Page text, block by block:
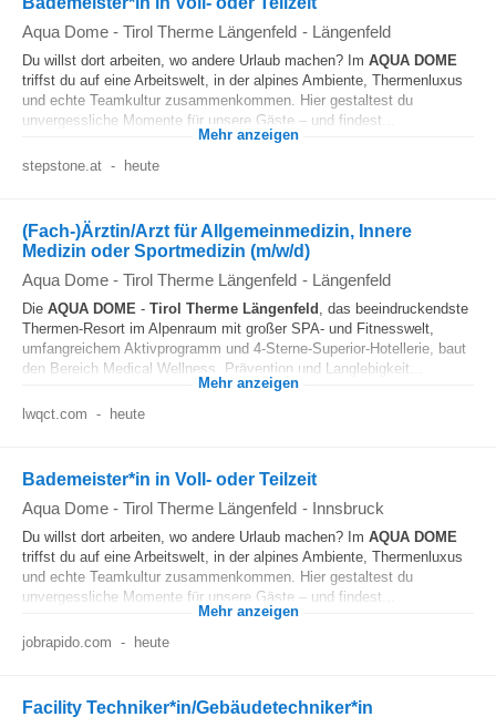
Aqua Dome - Tirol Therme Längenfeld - Längenfeld
Du willst dort arbeiten, wo andere Urlaub machen? Im AQUA DOME
triffst du auf eine Arbeitswelt, in der alpines Ambiente, Thermenluxus
und echte Teamkultur zusammenkommen. Hier gestaltest du
unvergessliche Momente für unsere Gäste – und findest...
Mehr anzeigen
stepstone.at - heute
(Fach-)Ärztin/Arzt für Allgemeinmedizin, Innere
Medizin oder Sportmedizin (m/w/d)
Aqua Dome - Tirol Therme Längenfeld - Längenfeld
Die AQUA DOME - Tirol Therme Längenfeld , das beeindruckendste
Thermen-Resort im Alpenraum mit großer SPA- und Fitnesswelt,
umfangreichem Aktivprogramm und 4-Sterne-Superior-Hotellerie, baut
den Bereich Medical Wellness, Prävention und Langlebigkeit...
Mehr anzeigen
lwqct.com - heute
Bademeister*in in Voll- oder Teilzeit
Aqua Dome - Tirol Therme Längenfeld - Innsbruck
Du willst dort arbeiten, wo andere Urlaub machen? Im AQUA DOME
triffst du auf eine Arbeitswelt, in der alpines Ambiente, Thermenluxus
und echte Teamkultur zusammenkommen. Hier gestaltest du
unvergessliche Momente für unsere Gäste – und findest...
Mehr anzeigen
jobrapido.com - heute
Facility Techniker*in/Gebäudetechniker*in